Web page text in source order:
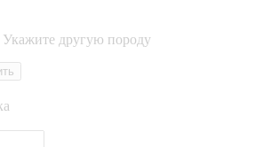
Укажите другую породу